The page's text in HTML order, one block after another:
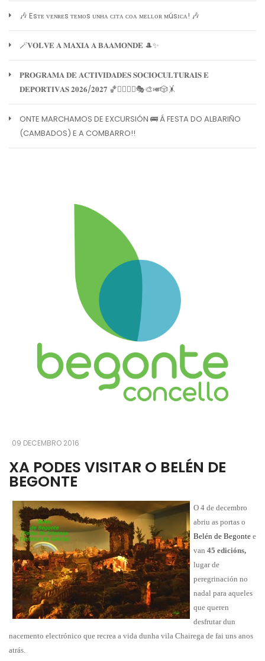
🎶 Esᴛᴇ ᴠᴇɴʀᴇs ᴛᴇᴍᴏs ᴜɴʜᴀ ᴄɪᴛᴀ ᴄᴏᴀ ᴍᴇʟʟᴏʀ ᴍúsɪᴄᴀ! 🎶
🪄𝐕𝐎𝐋𝐕𝐄 𝐀 𝐌𝐀𝐗𝐈𝐀 𝐀 𝐁𝐀𝐀𝐌𝐎𝐍𝐃𝐄 🎩✨
𝐏𝐑𝐎𝐆𝐑𝐀𝐌𝐀 𝐃𝐄 𝐀𝐂𝐓𝐈𝐕𝐈𝐃𝐀𝐃𝐄𝐒 𝐒𝐎𝐂𝐈𝐎𝐂𝐔𝐋𝐓𝐔𝐑𝐀𝐈𝐒 𝐄
𝐃𝐄𝐏𝐎𝐑𝐓𝐈𝐕𝐀𝐒 𝟐𝟎𝟐𝟔/𝟐𝟎𝟐𝟕 🏀🏊‍♀️🧘‍♀️🎭🎨🎺🎲🤸
ONTE MARCHAMOS DE EXCURSIÓN 🚌 Á FESTA DO ALBARIÑO
(CAMBADOS) E A COMBARRO!!
09 DECEMBRO 2016
XA PODES VISITAR O BELÉN DE
BEGONTE
O 4 de decembro
abriu as portas o
Belén de Begonte e
van 45 edicións,
lugar de
peregrinación no
nadal para aqueles
que queren
desfrutar dun
nacemento electrónico que recrea a vida dunha vila Chairega de fai uns anos
atrás.